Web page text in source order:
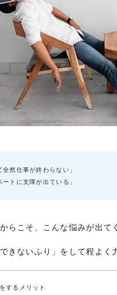
全然仕事が終わらない」
ートに支障が出ている」
らこそ、こんな悩みが出て
きないふり」をして程よく
するメリット